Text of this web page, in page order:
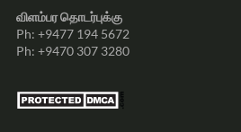
விளம்பர தொடர்புக்கு
Ph: +9477 194 5672
Ph: +9470 307 3280